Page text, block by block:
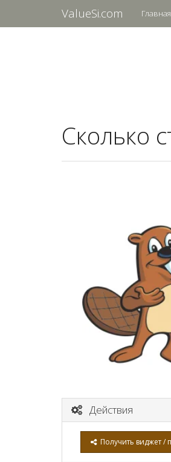
ValueSi.com Главная
Сколько
Действия
Получить виджет /